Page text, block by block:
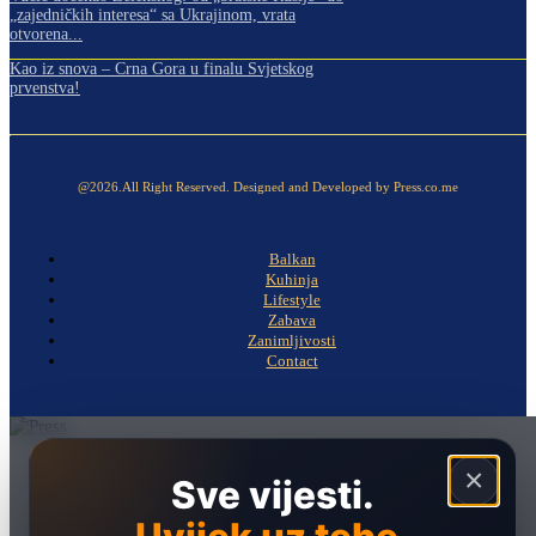
„zajedničkih interesa“ sa Ukrajinom, vrata
otvorena...
Kao iz snova – Crna Gora u finalu Svjetskog
prvenstva!
@2026.All Right Reserved. Designed and Developed by Press.co.me
Balkan
Kuhinja
Lifestyle
Zabava
Zanimljivosti
Contact
×
Sve vijesti.